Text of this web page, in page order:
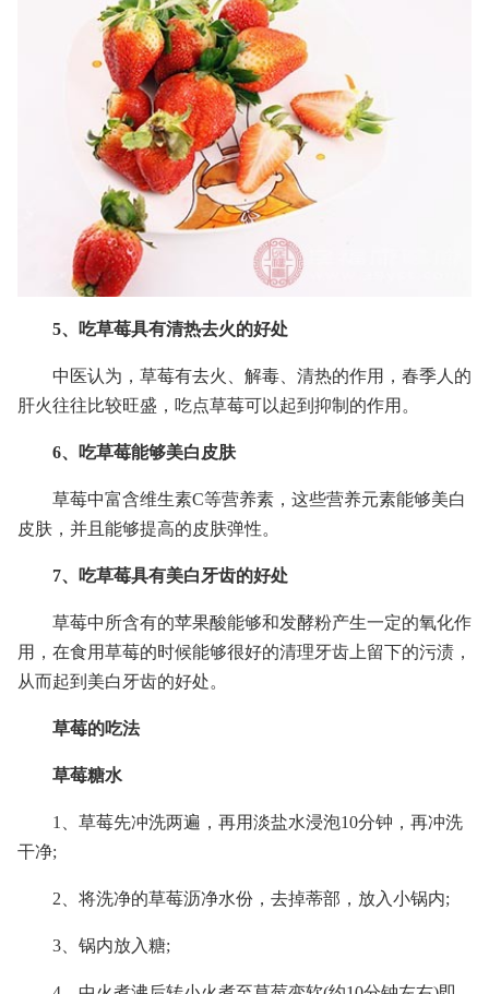
5、吃草莓具有清热去火的好处
中医认为，草莓有去火、解毒、清热的作用，春季人的
肝火往往比较旺盛，吃点草莓可以起到抑制的作用。
6、吃草莓能够美白皮肤
草莓中富含维生素C等营养素，这些营养元素能够美白
皮肤，并且能够提高的皮肤弹性。
7、吃草莓具有美白牙齿的好处
草莓中所含有的苹果酸能够和发酵粉产生一定的氧化作
用，在食用草莓的时候能够很好的清理牙齿上留下的污渍，
从而起到美白牙齿的好处。
草莓的吃法
草莓糖水
1、草莓先冲洗两遍，再用淡盐水浸泡10分钟，再冲洗
干净;
2、将洗净的草莓沥净水份，去掉蒂部，放入小锅内;
3、锅内放入糖;